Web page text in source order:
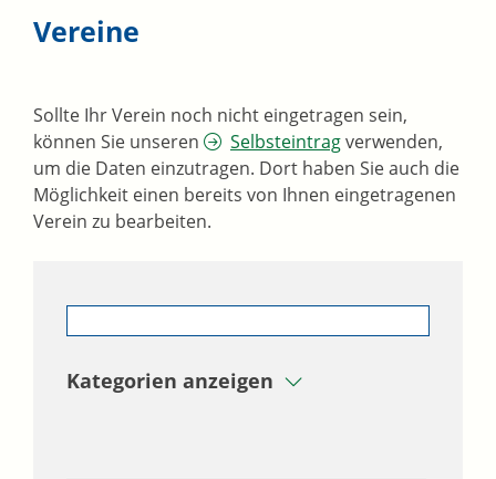
Vereine
Sollte Ihr Verein noch nicht eingetragen sein,
können Sie unseren
Selbsteintragverwenden,
um die Daten einzutragen. Dort haben Sie auch die
Möglichkeit einen bereits von Ihnen eingetragenen
Verein zu bearbeiten.
Kategorien anzeigen